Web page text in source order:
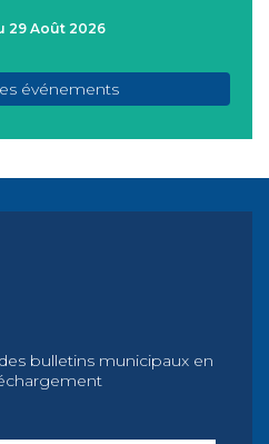
29 Août 2026
événements
bulletins municipaux en